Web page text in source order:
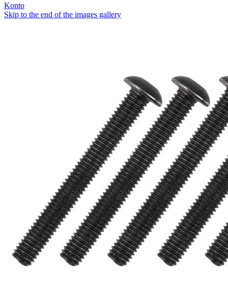
Konto
Skip to the end of the images gallery